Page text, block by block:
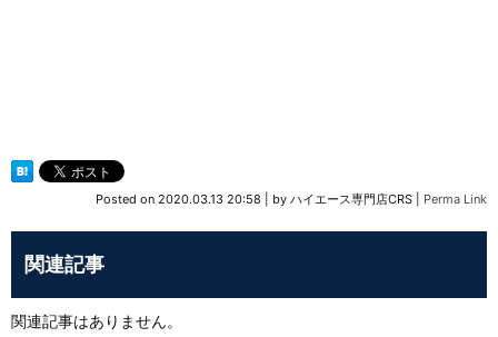
Posted on 2020.03.13 20:58 by ハイエース専門店CRS Perma Link
関連記事
関連記事はありません。